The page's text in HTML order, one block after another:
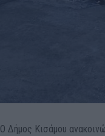
Ο Δήμος Κισάμου